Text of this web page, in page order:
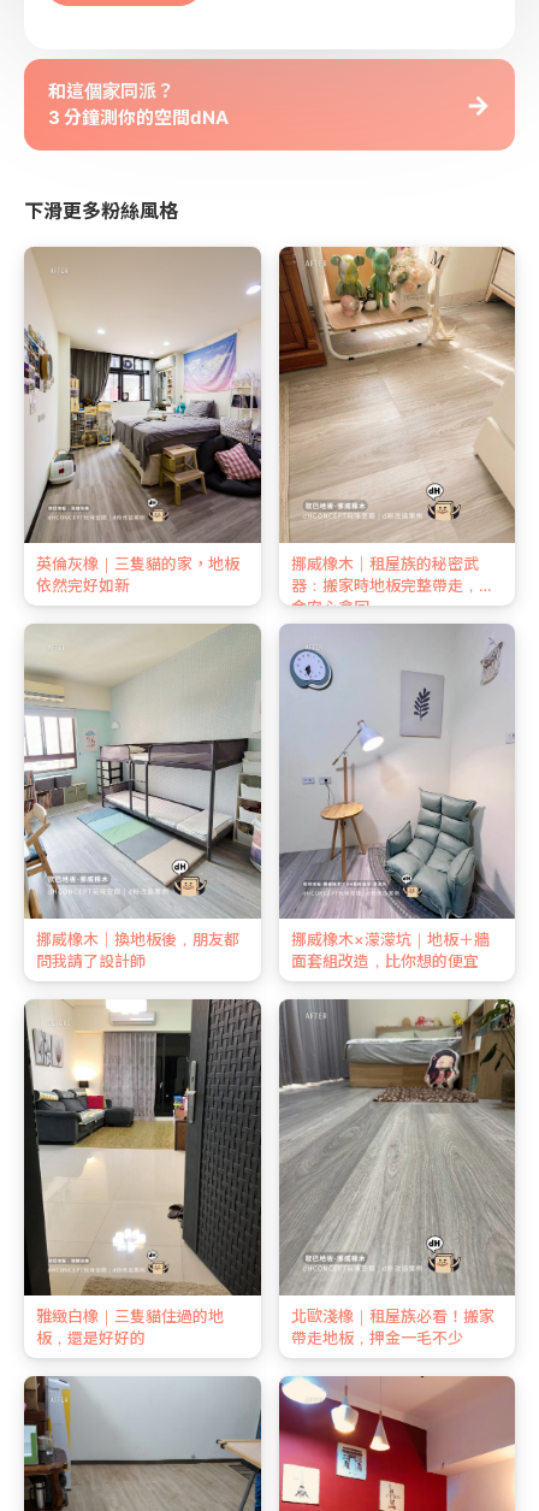
和這個家同派？
3 分鐘測你的空間dNA
→
下滑更多粉絲風格
英倫灰橡｜三隻貓的家，地板
依然完好如新
挪威橡木｜租屋族的秘密武
器：搬家時地板完整帶走，押
金安心拿回
挪威橡木｜換地板後，朋友都
問我請了設計師
挪威橡木×濛濛坑｜地板＋牆
面套組改造，比你想的便宜
雅緻白橡｜三隻貓住過的地
板，還是好好的
北歐淺橡｜租屋族必看！搬家
帶走地板，押金一毛不少